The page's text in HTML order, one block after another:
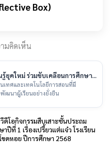
Box)
มคิดเห็น
รู้ยุคใหม่ ร่วมขับเคลื่อนการศึกษา
เทศและเทคโนโลยีการสอนที่มี
ฒนาผู้เรียนอย่างยั่งยืน
วีดีโอกิจกรรมสืบเสาะชั้นประถม
ปีที่ 1 เรื่องเปรี้ยวเเต่เเจ๋ว โรงเรียน
ขดหอย ปีการศึกษา 2568